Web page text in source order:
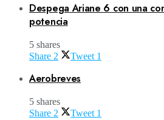
Despega Ariane 6 con una
potencia
5 shares
Share 2 Tweet 1
Aerobreves
5 shares
Share 2 Tweet 1